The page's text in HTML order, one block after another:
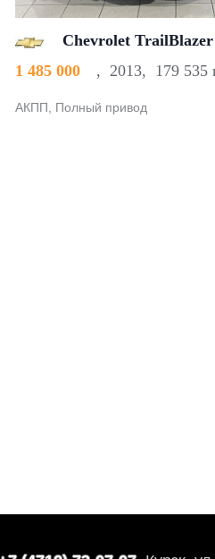
Chevrolet TrailBlazer
1 485 000
, 2013, 179 535
АКПП, Полный привод